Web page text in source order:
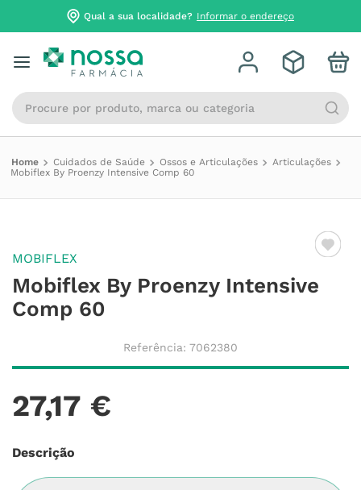
Qual a sua localidade? Informar o endereço
Procure por produto, marca ou categoria
Cuidados de Saúde Ossos e Articulações
Articulações
Mobiflex By Proenzy Intensive Comp 60
MOBIFLEX
Mobiflex By Proenzy Intensive
Comp 60
Referência: 7062380
27,17 €
Descrição